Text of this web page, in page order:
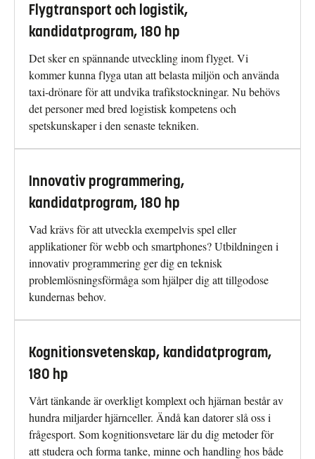
Flygtransport och logistik,
kandidatprogram, 180 hp
Det sker en spännande utveckling inom flyget. Vi
kommer kunna flyga utan att belasta miljön och använda
taxi-drönare för att undvika trafikstockningar. Nu behövs
det personer med bred logistisk kompetens och
spetskunskaper i den senaste tekniken.
Innovativ programmering,
kandidatprogram, 180 hp
Vad krävs för att utveckla exempelvis spel eller
applikationer för webb och smartphones? Utbildningen i
innovativ programmering ger dig en teknisk
problemlösningsförmåga som hjälper dig att tillgodose
kundernas behov.
Kognitionsvetenskap, kandidatprogram,
180 hp
Vårt tänkande är overkligt komplext och hjärnan består av
hundra miljarder hjärnceller. Ändå kan datorer slå oss i
frågesport. Som kognitionsvetare lär du dig metoder för
att studera och forma tanke, minne och handling hos både